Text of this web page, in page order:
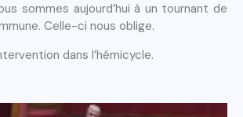
sommes aujourd’hui à un tournant de
Celle-ci nous oblige.
dans l’hémicycle.